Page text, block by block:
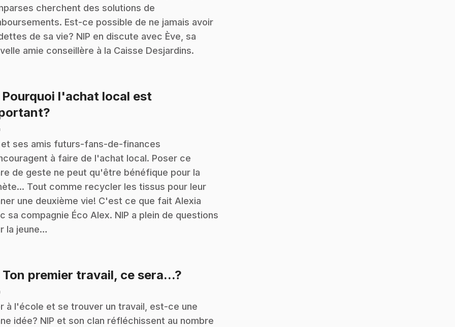
cherchent des solutions de
Est-ce possible de ne jamais avoir
de sa vie? NIP en discute avec Ève, sa
amie conseillère à la Caisse Desjardins.
Pourquoi l'achat local est
et ses amis futurs-fans-de-finances
à faire de l'achat local. Poser ce
de geste ne peut qu'être bénéfique pour la
Tout comme recycler les tissus pour leur
une deuxième vie! C'est ce que fait Alexia
sa compagnie Éco Alex. NIP a plein de questions
la jeune…
Ton premier travail, ce sera...?
à l'école et se trouver un travail, est-ce une
idée? NIP et son clan réfléchissent au nombre